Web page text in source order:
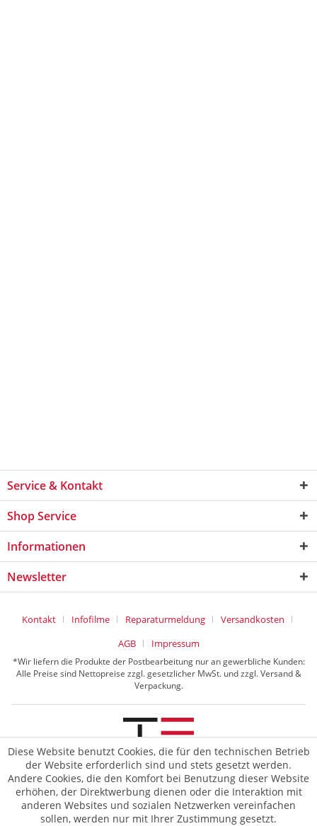
Service & Kontakt
Shop Service
Informationen
Newsletter
Kontakt Infofilme Reparaturmeldung
Versandkosten
AGB
Impressum
*Wir liefern die Produkte der Postbearbeitung nur an gewerbliche Kunden:
Alle Preise sind Nettopreise zzgl. gesetzlicher MwSt. und zzgl. Versand &
Verpackung.
© 2026 TE Postline GmbH
Diese Website benutzt Cookies, die für den technischen Betrieb
der Website erforderlich sind und stets gesetzt werden.
Andere Cookies, die den Komfort bei Benutzung dieser Website
erhöhen, der Direktwerbung dienen oder die Interaktion mit
anderen Websites und sozialen Netzwerken vereinfachen
sollen, werden nur mit Ihrer Zustimmung gesetzt.